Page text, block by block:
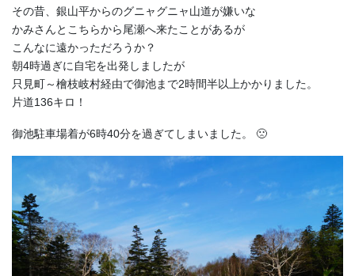
その昔、銀山平からのグニャグニャ山道が嫌いな
かみさんとこちらから尾瀬へ来たことがあるが
こんなに遠かっただろうか？
朝4時過ぎに自宅を出発しましたが
只見町～檜枝岐村経由で御池まで2時間半以上かかりました。
片道136キロ！
御池駐車場着が6時40分を過ぎてしまいました。 🙁